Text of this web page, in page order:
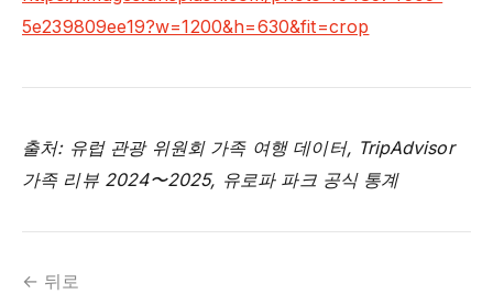
5e239809ee19?w=1200&h=630&fit=crop
출처: 유럽 관광 위원회 가족 여행 데이터, TripAdvisor
가족 리뷰 2024〜2025, 유로파 파크 공식 통계
← 뒤로